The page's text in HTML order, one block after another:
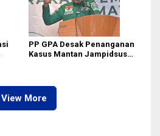
PP GPA Desak Penanganan
Kasus Mantan Jampidsus
View More